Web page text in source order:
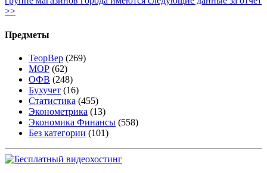
>>
Предметы
ТеорВер (269)
МОР (62)
ОФВ (248)
Бухучет (16)
Статистика (455)
Эконометрика (13)
Экономика Финансы (558)
Без категории (101)